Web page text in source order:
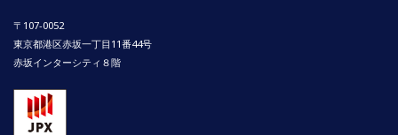
〒107-0052
東京都港区赤坂一丁目11番44号
赤坂インターシティ８階